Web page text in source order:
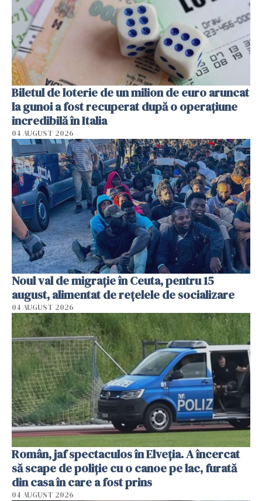
Biletul de loterie de un milion de euro aruncat
la gunoi a fost recuperat după o operațiune
incredibilă în Italia
04 AUGUST 2026
Noul val de migrație în Ceuta, pentru 15
august, alimentat de rețelele de socializare
04 AUGUST 2026
Român, jaf spectaculos în Elveția. A încercat
să scape de poliție cu o canoe pe lac, furată
din casa în care a fost prins
04 AUGUST 2026